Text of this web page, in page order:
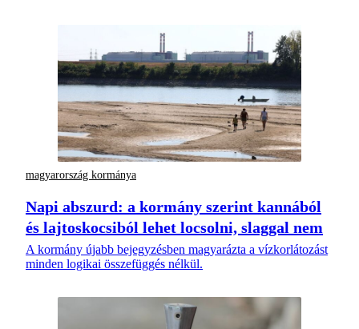
magyarország kormánya
Napi abszurd: a kormány szerint kannából
és lajtoskocsiból lehet locsolni, slaggal nem
A kormány újabb bejegyzésben magyarázta a vízkorlátozást
minden logikai összefüggés nélkül.